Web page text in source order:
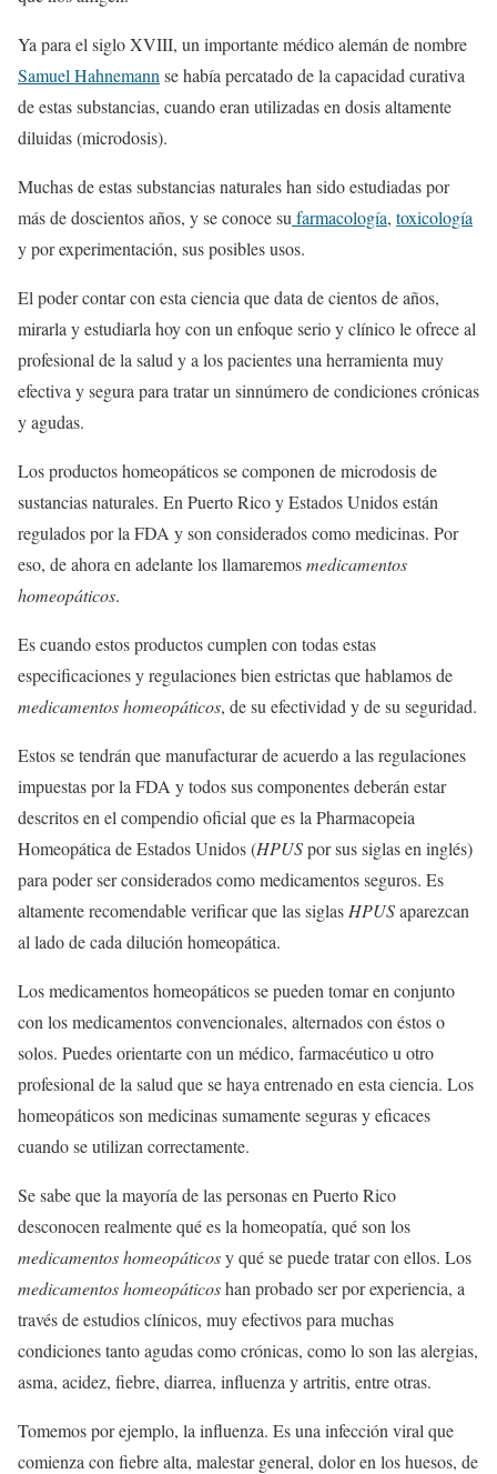
Ya para el siglo XVIII, un importante médico alemán de nombre
Samuel Hahnemann se había percatado de la capacidad curativa
de estas substancias, cuando eran utilizadas en dosis altamente
diluidas (microdosis).
Muchas de estas substancias naturales han sido estudiadas por
más de doscientos años, y se conoce su farmacología, toxicología
y por experimentación, sus posibles usos.
El poder contar con esta ciencia que data de cientos de años,
mirarla y estudiarla hoy con un enfoque serio y clínico le ofrece al
profesional de la salud y a los pacientes una herramienta muy
efectiva y segura para tratar un sinnúmero de condiciones crónicas
y agudas.
Los productos homeopáticos se componen de microdosis de
sustancias naturales. En Puerto Rico y Estados Unidos están
regulados por la FDA y son considerados como medicinas. Por
eso, de ahora en adelante los llamaremosmedicamentos
homeopáticos.
Es cuando estos productos cumplen con todas estas
especificaciones y regulaciones bien estrictas que hablamos de
medicamentoshomeopáticos, de su efectividad y de su seguridad.
Estos se tendrán que manufacturar de acuerdo a las regulaciones
impuestas por la FDA y todos sus componentes deberán estar
descritos en el compendio oficial que es la Pharmacopeia
Homeopática de Estados Unidos (HPUSpor sus siglas en inglés)
para poder ser considerados como medicamentos seguros. Es
altamente recomendable verificar que las siglas HPUSaparezcan
al lado de cada dilución homeopática.
Los medicamentos homeopáticos se pueden tomar en conjunto
con los medicamentos convencionales, alternados con éstos o
solos. Puedes orientarte con un médico, farmacéutico u otro
profesional de la salud que se haya entrenado en esta ciencia. Los
homeopáticos son medicinas sumamente seguras y eficaces
cuando se utilizan correctamente.
Se sabe que la mayoría de las personas en Puerto Rico
desconocen realmente qué es la homeopatía, qué son los
medicamentos homeopáticosy qué se puede tratar con ellos. Los
medicamentos homeopáticoshan probado ser por experiencia, a
través de estudios clínicos, muy efectivos para muchas
condiciones tanto agudas como crónicas, como lo son las alergias,
asma, acidez, fiebre, diarrea, influenza y artritis, entre otras.
Tomemos por ejemplo, la influenza. Es una infección viral que
comienza con fiebre alta, malestar general, dolor en los huesos, de